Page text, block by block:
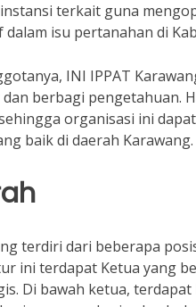
terkait guna
isu pertanahan di
INI IPPAT
berbagi pengetahuan.
organisasi ini
baik di daerah Karawang.
terdiri dari beberapa
ini terdapat Ketua yang
Di bawah ketua,